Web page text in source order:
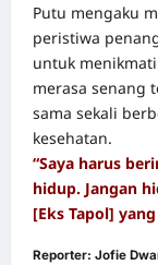
Putu mengaku
peristiwa
untuk
merasa senang
sama sekali
kesehatan.
“Saya harus
hidup. Jangan
[Eks Tapol]
Reporter: Jofie